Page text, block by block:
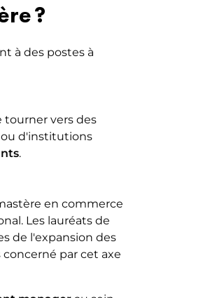
?
à des postes à
tourner vers des
ou d'institutions
.
en commerce
Les lauréats de
de l'expansion des
par cet axe